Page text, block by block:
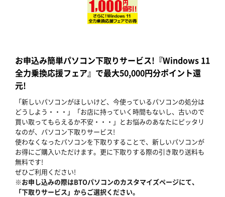
お申込み簡単パソコン下取りサービス!『Windows 11
全力乗換応援フェア』で最大50,000円分ポイント還
元!
「新しいパソコンがほしいけど、今使っているパソコンの処分は
どうしよう・・・」「お店に持っていく時間もないし、古いので
買い取ってもらえるか不安・・・」とお悩みのあなたにピッタリ
なのが、パソコン下取りサービス!
使わなくなったパソコンを下取りすることで、新しいパソコンが
お得にご購入いただけます。更に下取りする際の引き取り送料も
無料です!
ぜひご利用ください!
※お申し込みの際はBTOパソコンのカスタマイズページにて、
「下取りサービス」からご選択ください。